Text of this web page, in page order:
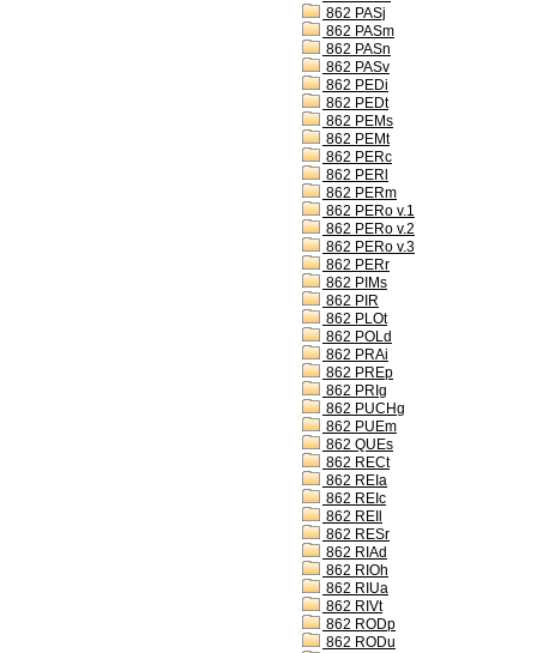
862 PASj
862 PASm
862 PASn
862 PASv
862 PEDi
862 PEDt
862 PEMs
862 PEMt
862 PERc
862 PERl
862 PERm
862 PERo v.1
862 PERo v.2
862 PERo v.3
862 PERr
862 PIMs
862 PIR
862 PLOt
862 POLd
862 PRAi
862 PREp
862 PRIg
862 PUCHg
862 PUEm
862 QUEs
862 RECt
862 REIa
862 REIc
862 REIl
862 RESr
862 RIAd
862 RIOh
862 RIUa
862 RIVt
862 RODp
862 RODu